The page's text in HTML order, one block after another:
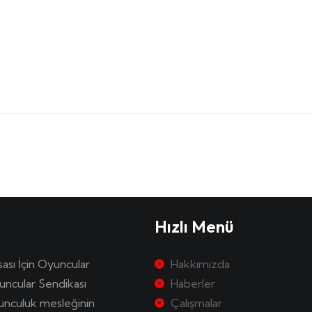
İçin Oyuncular
Sendikası
mesleğinin
Hızlı Menü
Hakkımızda
Haberler
Çalışmalar